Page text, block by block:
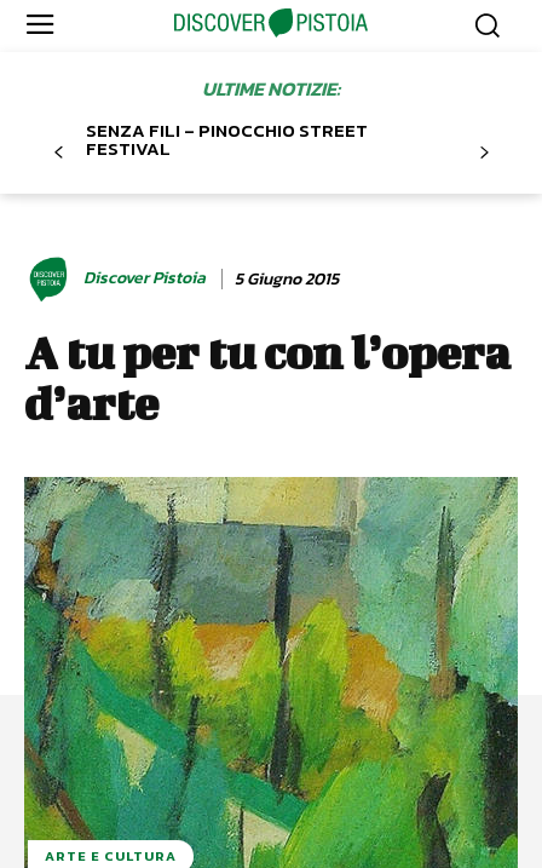
ULTIME NOTIZIE:
SENZA FILI – PINOCCHIO STREET
FESTIVAL
Discover Pistoia 5 Giugno 2015
A tu per tu con l’opera
d’arte
ARTE E CULTURA